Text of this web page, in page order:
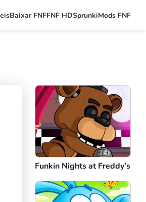
Baixar FNFFNF HDSprunkiMods FNF
Funkin Nights at Freddy’s